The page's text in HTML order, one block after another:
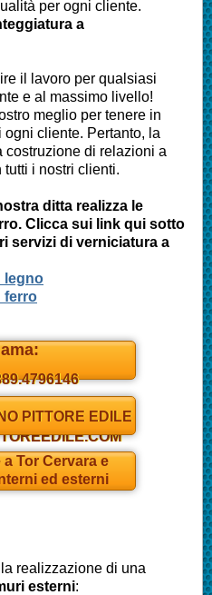
per ogni cliente.
a
il lavoro per qualsiasi
e al massimo livello!
meglio per tenere in
cliente. Pertanto, la
costruzione di relazioni a
tutti i nostri clienti.
ditta realizza le
Clicca sui link qui sotto
servizi di verniciatura a
legno
ferro
PITTORE EDILE
aTor Cervarae
ed esterni
realizzazione di una
esterni: